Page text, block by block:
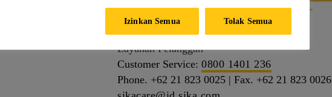
Layanan Pelanggan
Customer Service: 0800 1401 236
Phone. +62 21 823 0025 | Fax. +62 21 823 0026
Tolak Semua
Izinkan Semua